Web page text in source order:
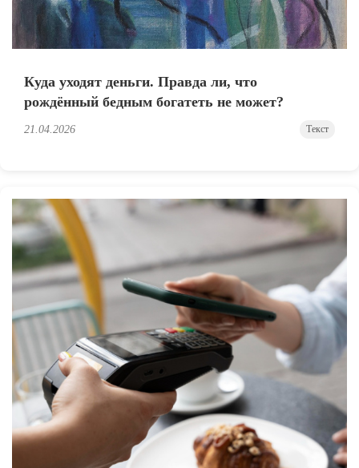
Куда уходят деньги. Правда ли, что
рождённый бедным богатеть не может?
21.04.2026 Текст